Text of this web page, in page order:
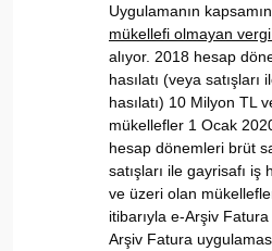
Uygulamanın
mükellefi olmayan
alıyor. 2018 hesap
hasılatı (veya satışları
hasılatı) 10 Milyon TL
mükellefler 1 Ocak
hesap dönemleri brüt
satışları ile gayrisafı iş
ve üzeri olan
itibarıyla e-Arşiv
Arşiv Fatura